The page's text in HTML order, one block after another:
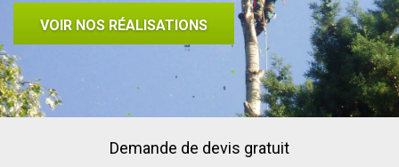
VOIR NOS RÉALISATIONS
Demande de devis gratuit